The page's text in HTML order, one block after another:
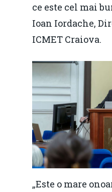
ce este cel mai
Ioan Iordache,
ICMET Craiova.
„Este o mare